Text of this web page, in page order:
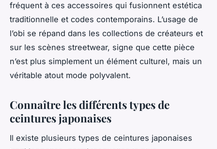
fréquent à ces accessoires qui fusionnent estética
traditionnelle et codes contemporains. L’usage de
l’obi se répand dans les collections de créateurs et
sur les scènes streetwear, signe que cette pièce
n’est plus simplement un élément culturel, mais un
véritable atout mode polyvalent.
Connaître les différents types de
ceintures japonaises
Il existe plusieurs types de ceintures japonaises